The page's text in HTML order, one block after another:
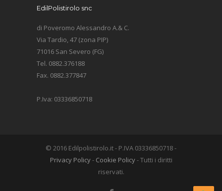
EdilPolistirolo snc
di Poveromo Alessandro A.& C.
Via Tardio, 47 (zona PIP)
71016 San Severo (FG)
Tel. 0882.376188
Fax. 0882.377847
P.Iva: 03336850718
© 2016 Edilpolistirolo.it - P.IVA 03336850718 -
Privacy Policy- Cookie Policy- Tutti i diritti
riservati.